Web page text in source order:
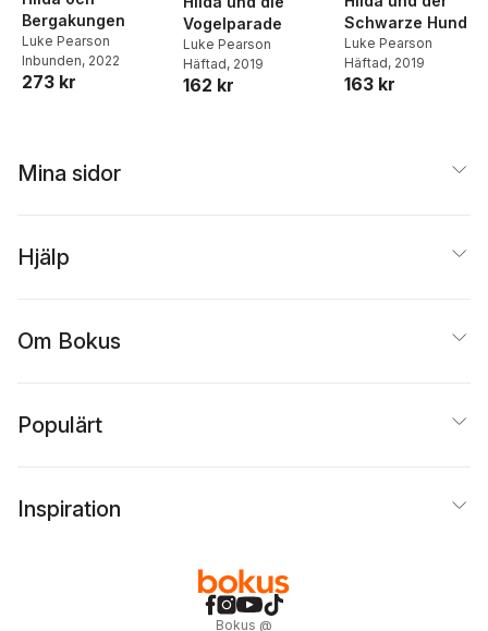
Bergakungen
Luke Pearson
Inbunden, 2022
273 kr
Vogelparade
Luke Pearson
Häftad, 2019
162 kr
Schwarze Hund
Luke Pearson
Häftad, 2019
163 kr
Mina sidor
Hjälp
Om Bokus
Populärt
Inspiration
Bokus @